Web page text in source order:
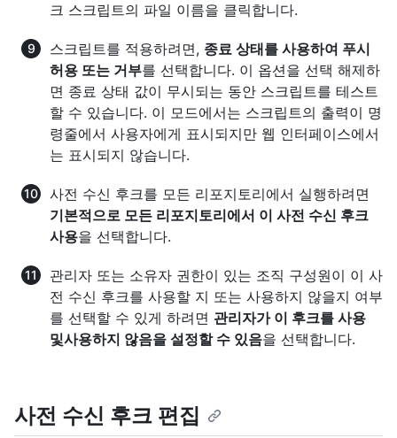
크 스크립트의 파일 이름을 클릭합니다.
스크립트를 적용하려면, 종료 상태를 사용하여 푸시
허용 또는 거부를 선택합니다. 이 옵션을 선택 해제하
면 종료 상태 값이 무시되는 동안 스크립트를 테스트
할 수 있습니다. 이 모드에서는 스크립트의 출력이 명
령줄에서 사용자에게 표시되지만 웹 인터페이스에서
는 표시되지 않습니다.
사전 수신 후크를 모든 리포지토리에서 실행하려면
기본적으로 모든 리포지토리에서 이 사전 수신 후크
사용을 선택합니다.
관리자 또는 소유자 권한이 있는 조직 구성원이 이 사
전 수신 후크를 사용할 지 또는 사용하지 않을지 여부
를 선택할 수 있게 하려면 관리자가 이 후크를 사용
및사용하지 않음을 설정할 수 있음을 선택합니다.
사전 수신 후크 편집